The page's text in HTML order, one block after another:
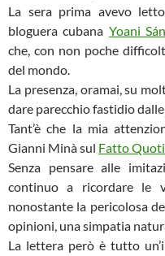
La sera prima avevo letto
bloguera cubana Yoani
che, con non poche
del mondo.
La presenza, oramai, su
dare parecchio fastidio
Tant’è che la mia
Gianni Minà sul Fatto
Senza pensare alle
continuo a ricordare le
nonostante la pericolosa
opinioni, una simpatia
La lettera però è tutto